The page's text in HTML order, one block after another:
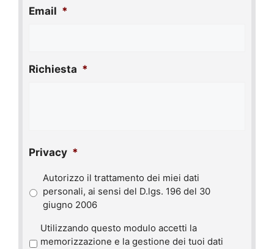
Email *
Richiesta *
Privacy *
Autorizzo il trattamento dei miei dati
personali, ai sensi del D.lgs. 196 del 30
giugno 2006
r
Utilizzando questo modulo accetti la
memorizzazione e la gestione dei tuoi dati